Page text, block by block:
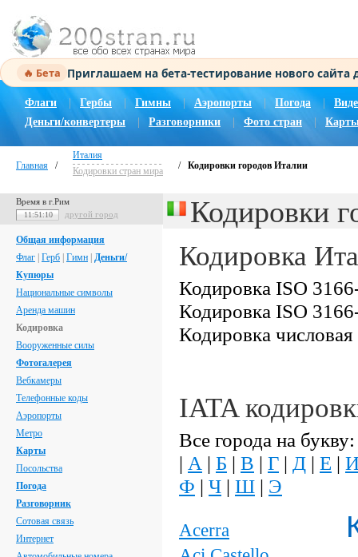
🔥 Бета Приглашаем на бета-тестирование нового
Флаги Гербы Гимны | Аэропорты Погода |
Деньги/конвертеры
Разговорники Фото стран
Главная /
Италия
Кодировки стран мира
/ Кодировки городов Италии
Время в г.Рим
11:51:11 другой город
Общая информация
Флаг Герб Гимн Деньги/
Купюры
Национальные символы
Аренда машин
Кодировка
Вооруженные силы
Фотогалерея
Вебкамеры
Телефонные коды
Аэропорты
Метро
Карты
Посольства
Погода
Разговорник
Сотовая связь
Интернет
Кодировки
Кодировка
Кодировка ISO
Кодировка ISO
Кодировка
IATA
Все города на букву:
| А | Б | В | Г | Д | Е |
Ф | Ч | Ш | Э
Acerra